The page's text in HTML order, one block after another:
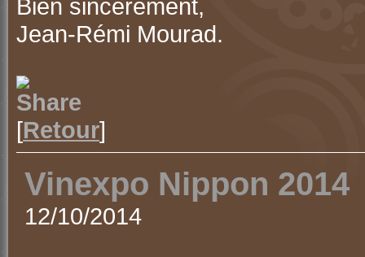
Bien sincèrement,
Jean-Rémi Mourad.
[Retour]
Vinexpo Nippon 2014
12/10/2014